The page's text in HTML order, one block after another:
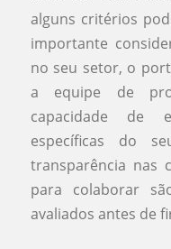
alguns critérios
importante
no seu setor, o
a equipe de
capacidade de
específicas do
transparência nas
para colaborar
avaliados antes de